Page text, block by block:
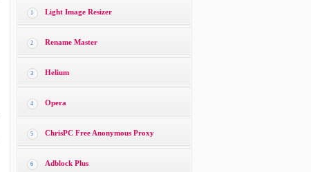
1 Light Image Resizer
2 Rename Master
3 Helium
4 Opera
5 ChrisPC Free Anonymous Proxy
6 Adblock Plus